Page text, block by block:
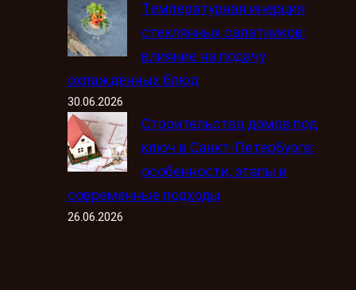
Температурная инерция
стеклянных салатников:
влияние на подачу
охлаждённых блюд
30.06.2026
Строительство домов под
ключ в Санкт-Петербурге:
особенности, этапы и
современные подходы
26.06.2026